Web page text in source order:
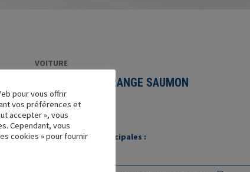
VOITURE
PEUGEOT 404 ORANGE SAUMON
Réf. : 150159
Rupture de stock
Caractéristique principales :
pour vous offrir
vos préférences et
accepter », vous
Cependant, vous
cookies » pour fournir